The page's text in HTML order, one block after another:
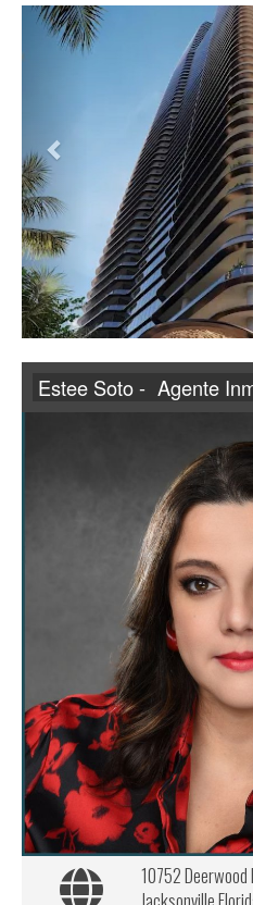
Estee Soto - Agente
10752
Jacksonville